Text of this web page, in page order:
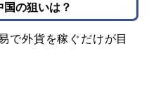
の狙いは？
で外貨を稼ぐだけが目